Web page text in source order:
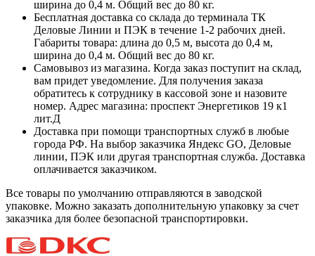
ширина до 0,4 м. Общий вес до 80 кг.
Бесплатная доставка со склада до терминала ТК
Деловые Линии и ПЭК в течение 1-2 рабочих дней.
Габариты товара: длина до 0,5 м, высота до 0,4 м,
ширина до 0,4 м. Общий вес до 80 кг.
Самовывоз из магазина. Когда заказ поступит на склад,
вам придет уведомление. Для получения заказа
обратитесь к сотруднику в кассовой зоне и назовите
номер. Адрес магазина: проспект Энергетиков 19 к1
лит.Д
Доставка при помощи транспортных служб в любые
города РФ. На выбор заказчика Яндекс GO, Деловые
линии, ПЭК или другая транспортная служба. Доставка
оплачивается заказчиком.
Все товары по умолчанию отправляются в заводской
упаковке. Можно заказать дополнительную упаковку за счет
заказчика для более безопасной транспортировки.